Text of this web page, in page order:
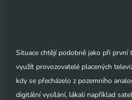
Situace chtějí podobně jako při první
využít provozovatelé placených
kdy se přecházelo z pozemního
digitální vysílání, lákali například